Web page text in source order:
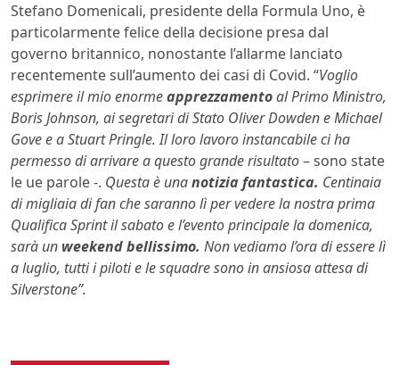
Stefano Domenicali, presidente della Formula Uno, è
particolarmente felice della decisione presa dal
governo britannico, nonostante l’allarme lanciato
recentemente sull’aumento dei casi di Covid. “Voglio
esprimere il mio enormeapprezzamentoal Primo Ministro,
Boris Johnson, ai segretari di Stato Oliver Dowden e Michael
Gove e a Stuart Pringle. Il loro lavoro instancabile ci ha
permesso di arrivare a questo grande risultato– sono state
le ue parole -. Questa è unanotizia fantastica. Centinaia
di migliaia di fan che saranno lì per vedere la nostra prima
Qualifica Sprint il sabato e l’evento principale la domenica,
sarà un weekend bellissimo. Non vediamo l’ora di essere lì
a luglio, tutti i piloti e le squadre sono in ansiosa attesa di
Silverstone”.